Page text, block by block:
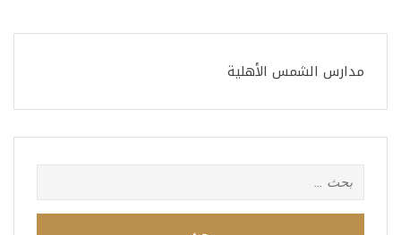
مدارس الشمس الأهلية
البحث
عن: